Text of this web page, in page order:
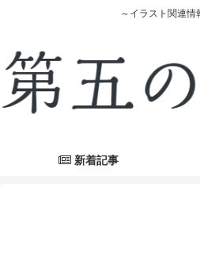
～イラスト関連情
新着記事